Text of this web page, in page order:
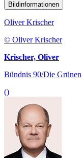
Bildinformationen
Oliver Krischer
© Oliver Krischer
Krischer, Oliver
Bündnis 90/Die Grünen
()